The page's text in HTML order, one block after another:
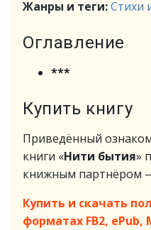
Жанры и теги:Стихи
Оглавление
***
Купить книгу
Приведённый
книги «Нити бытия»
книжным партнёром
Купить и скачать
форматах FB2, ePub,